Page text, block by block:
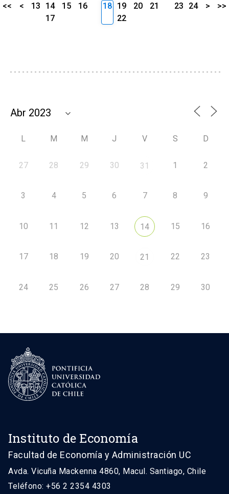
<< < 13 14 15
16
17
18 19 20
21
22
23 24 > >>
L M M J V S D
27 28 29 30 31 1 2
3 4 5 6 7 8 9
10 11 12 13 14 15 16
17 18 19 20 21 22 23
24 25 26 27 28 29 30
Instituto de Economía
Facultad de Economía y Administración UC
Avda. Vicuña Mackenna 4860, Macul. Santiago, Chile
Teléfono: +56 2 2354 4303